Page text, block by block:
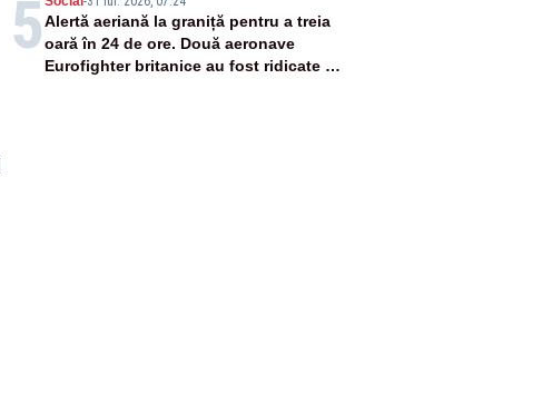
5Alertă aeriană la graniță pentru a treia
oară în 24 de ore. Două aeronave
Eurofighter britanice au fost ridicate de